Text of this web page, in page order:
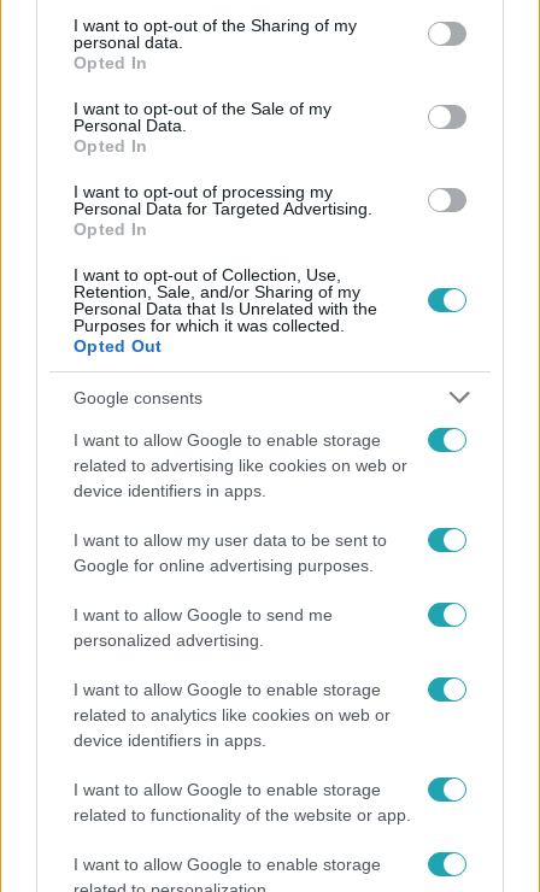
not limited to your visit or usage behaviour. You may click to
grant or deny consent to Google and its third-party tags to
use your data for below specified purposes in below Google
consent section.
I want to opt-out of the Sharing of my
personal data.
Opted In
I want to opt-out of the Sale of my
Personal Data.
Opted In
I want to opt-out of processing my
Personal Data for Targeted Advertising.
Opted In
I want to opt-out of Collection, Use,
Retention, Sale, and/or Sharing of my
Personal Data that Is Unrelated with the
Purposes for which it was collected.
Opted Out
Google consents
I want to allow Google to enable storage
related to advertising like cookies on web or
device identifiers in apps.
I want to allow my user data to be sent to
Google for online advertising purposes.
I want to allow Google to send me
personalized advertising.
I want to allow Google to enable storage
related to analytics like cookies on web or
device identifiers in apps.
I want to allow Google to enable storage
related to functionality of the website or app.
I want to allow Google to enable storage
VÍZKŐ TEXTÍLIAÁPOLÁS
Népszerű
Kitört a lecsó-láz! Íme 3 tuti recept az
elkészítéséhez